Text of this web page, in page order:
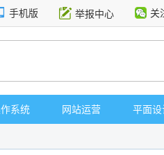
手机版 举报中心 关
择
系统 网站运营 平面设